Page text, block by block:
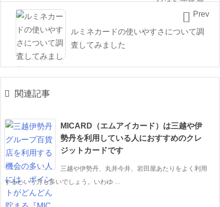
ルミネカードの使いやすさについて調
査してみました
 Prev
 関連記事
MICARD（エムアイカード）は三越や伊
勢丹を利用している人におすすめのクレ
ジットカードです
三越や伊勢丹、丸井今井、岩田屋あたりをよく利用
するという方も多いでしょう。いわゆ ...